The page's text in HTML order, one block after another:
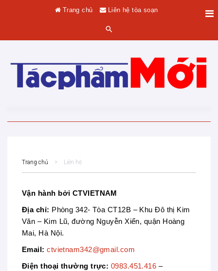
Trang chủ Liên hệ tòa soạn
Trang chủ Liên hệ
Vận hành bởi CTVIETNAM
Địa chỉ: Phòng 342- Tòa CT12B – Khu Đô thị Kim
Văn – Kim Lũ, đường Nguyễn Xiển, quận Hoàng
Mai, Hà Nội.
Email: ctvietnam342@gmail.com
Điện thoại thường trực: 0983.451.416 –